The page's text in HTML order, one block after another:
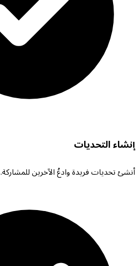
إنشاء التحديات
أنشئ تحديات فريدة وادعُ الآخرين للمشاركة.